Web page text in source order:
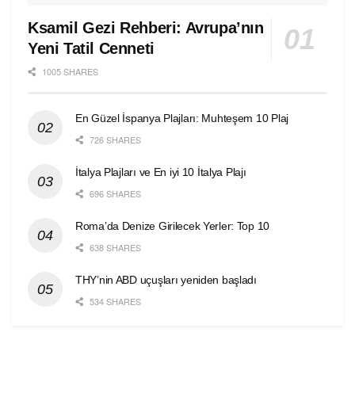
Ksamil Gezi Rehberi: Avrupa’nın
Yeni Tatil Cenneti
1005 SHARES
En Güzel İspanya Plajları: Muhteşem 10 Plaj
726 SHARES
İtalya Plajları ve En iyi 10 İtalya Plajı
696 SHARES
Roma’da Denize Girilecek Yerler: Top 10
638 SHARES
THY’nin ABD uçuşları yeniden başladı
534 SHARES